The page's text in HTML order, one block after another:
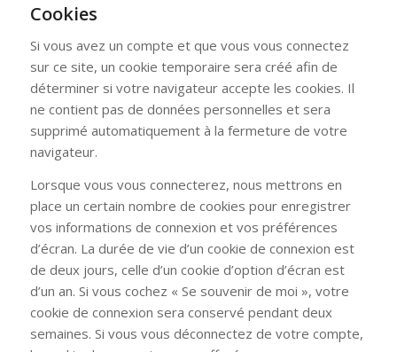
Cookies
Si vous avez un compte et que vous vous connectez
sur ce site, un cookie temporaire sera créé afin de
déterminer si votre navigateur accepte les cookies. Il
ne contient pas de données personnelles et sera
supprimé automatiquement à la fermeture de votre
navigateur.
Lorsque vous vous connecterez, nous mettrons en
place un certain nombre de cookies pour enregistrer
vos informations de connexion et vos préférences
d’écran. La durée de vie d’un cookie de connexion est
de deux jours, celle d’un cookie d’option d’écran est
d’un an. Si vous cochez « Se souvenir de moi », votre
cookie de connexion sera conservé pendant deux
semaines. Si vous vous déconnectez de votre compte,